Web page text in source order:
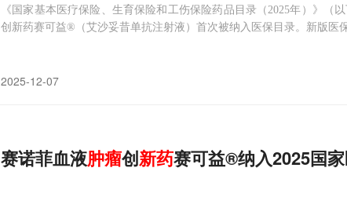
《国家基本医疗保险、生育保险和工伤保险药品目录（2025年）》（
创新药赛可益®（艾沙妥昔单抗注射液）首次被纳入医保目录。新版医
2025-12-07
赛诺菲血液肿瘤创新药赛可益®纳入2025国